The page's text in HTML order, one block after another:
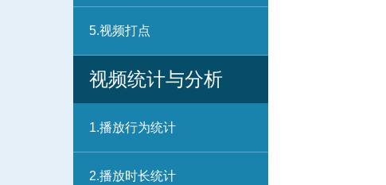
5.视频打点
视频统计与分析
1.播放行为统计
2.播放时长统计